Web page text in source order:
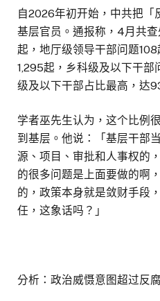
自2026年初开始，中共把「
基层官员。通报称，4月共
起，地厅级领导干部问题
1,295起，乡科级及以下干
级及以下干部占比最高，达
学者巫先生认为，这个比例
到基层。他说：「基层干部
源、项目、审批和人事权的
的很多问题是上面要做的啊
的，政策本身就是敛财手段
任，这象话吗？」
分析：政治威慑意图超过反腐